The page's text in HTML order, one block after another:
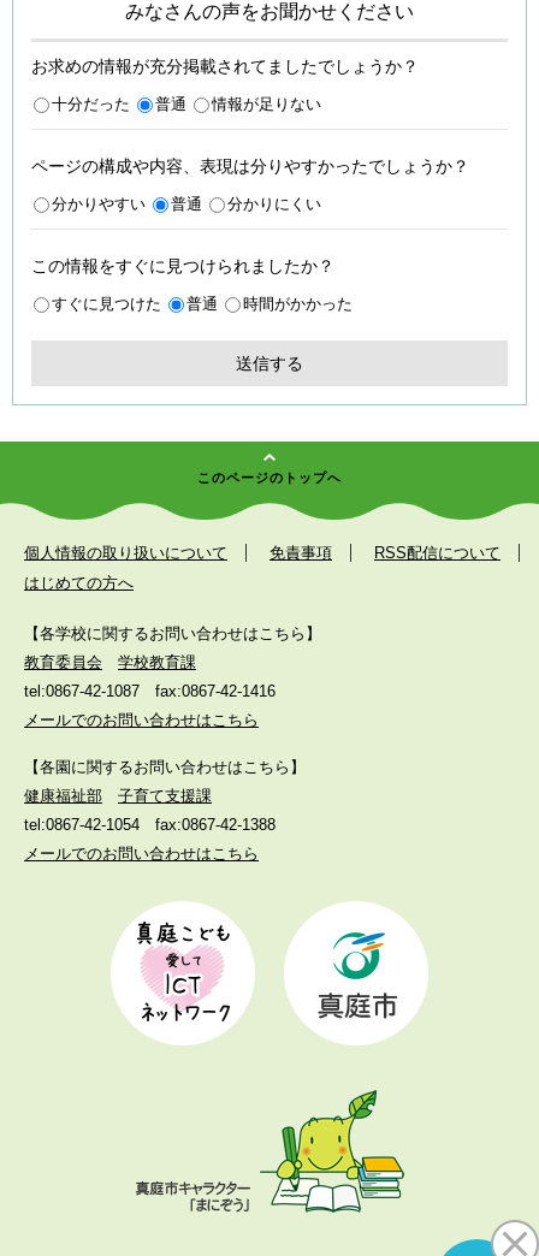
みなさんの声をお聞かせください
お求めの情報が充分掲載されてましたでしょうか？
十分だった 普通 情報が足りない
ページの構成や内容、表現は分りやすかったでしょうか？
分かりやすい 普通 分かりにくい
この情報をすぐに見つけられましたか？
すぐに見つけた 普通 時間がかかった
このページのトップへ
個人情報の取り扱いについて 免責事項
RSS配信について
はじめての方へ
【各学校に関するお問い合わせはこちら】
教育委員会
学校教育課
tel:0867-42-1087
fax:0867-42-1416
メールでのお問い合わせはこちら
【各園に関するお問い合わせはこちら】
健康福祉部
子育て支援課
tel:0867-42-1054
fax:0867-42-1388
メールでのお問い合わせはこちら